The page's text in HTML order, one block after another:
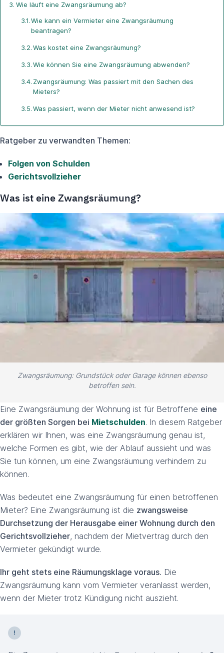
Wie läuft eine Zwangsräumung ab?
Wie kann ein Vermieter eine Zwangsräumung
beantragen?
Was kostet eine Zwangsräumung?
Wie können Sie eine Zwangsräumung abwenden?
Zwangsräumung: Was passiert mit den Sachen des
Mieters?
Was passiert, wenn der Mieter nicht anwesend ist?
Ratgeber zu verwandten Themen:
Folgen von Schulden
Gerichtsvollzieher
Was ist eine Zwangsräumung?
Zwangsräumung: Grundstück oder Garage können ebenso
betroffen sein.
Eine Zwangsräumung der Wohnung ist für Betroffene eine
der größten Sorgen bei Mietschulden. In diesem Ratgeber
erklären wir Ihnen, was eine Zwangsräumung genau ist,
welche Formen es gibt, wie der Ablauf aussieht und was
Sie tun können, um eine Zwangsräumung verhindern zu
können.
Was bedeutet eine Zwangsräumung für einen betroffenen
Mieter? Eine Zwangsräumung ist die zwangsweise
Durchsetzung der Herausgabe einer Wohnung durch den
Gerichtsvollzieher, nachdem der Mietvertrag durch den
Vermieter gekündigt wurde.
Ihr geht stets eine Räumungsklage voraus. Die
Zwangsräumung kann vom Vermieter veranlasst werden,
wenn der Mieter trotz Kündigung nicht auszieht.